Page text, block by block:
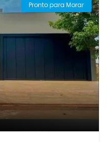
Pronto para Morar